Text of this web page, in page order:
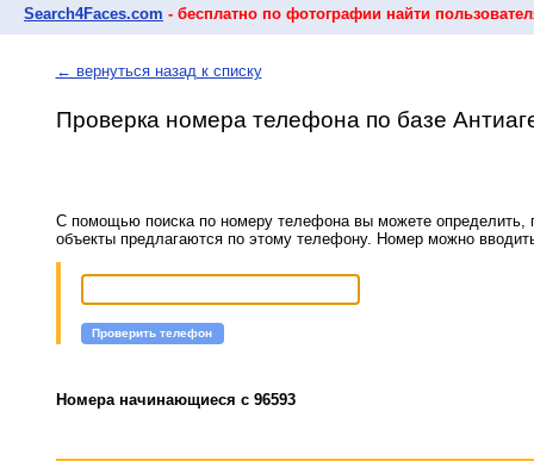
Search4Faces.com - бесплатно по фотографии найти
← вернуться назад к списку
Проверка номера телефона по базе
С помощью поиска по номеру телефона вы можете определить,
объекты предлагаются по этому телефону. Номер можно
Проверить телефон
Номера начинающиеся с 96593